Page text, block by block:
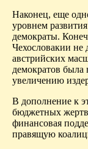
Наконец, еще
уровнем
демократы.
Чехословакии не
австрийских
демократов была
увеличению
В дополнение к
бюджетных
финансовая
правящую